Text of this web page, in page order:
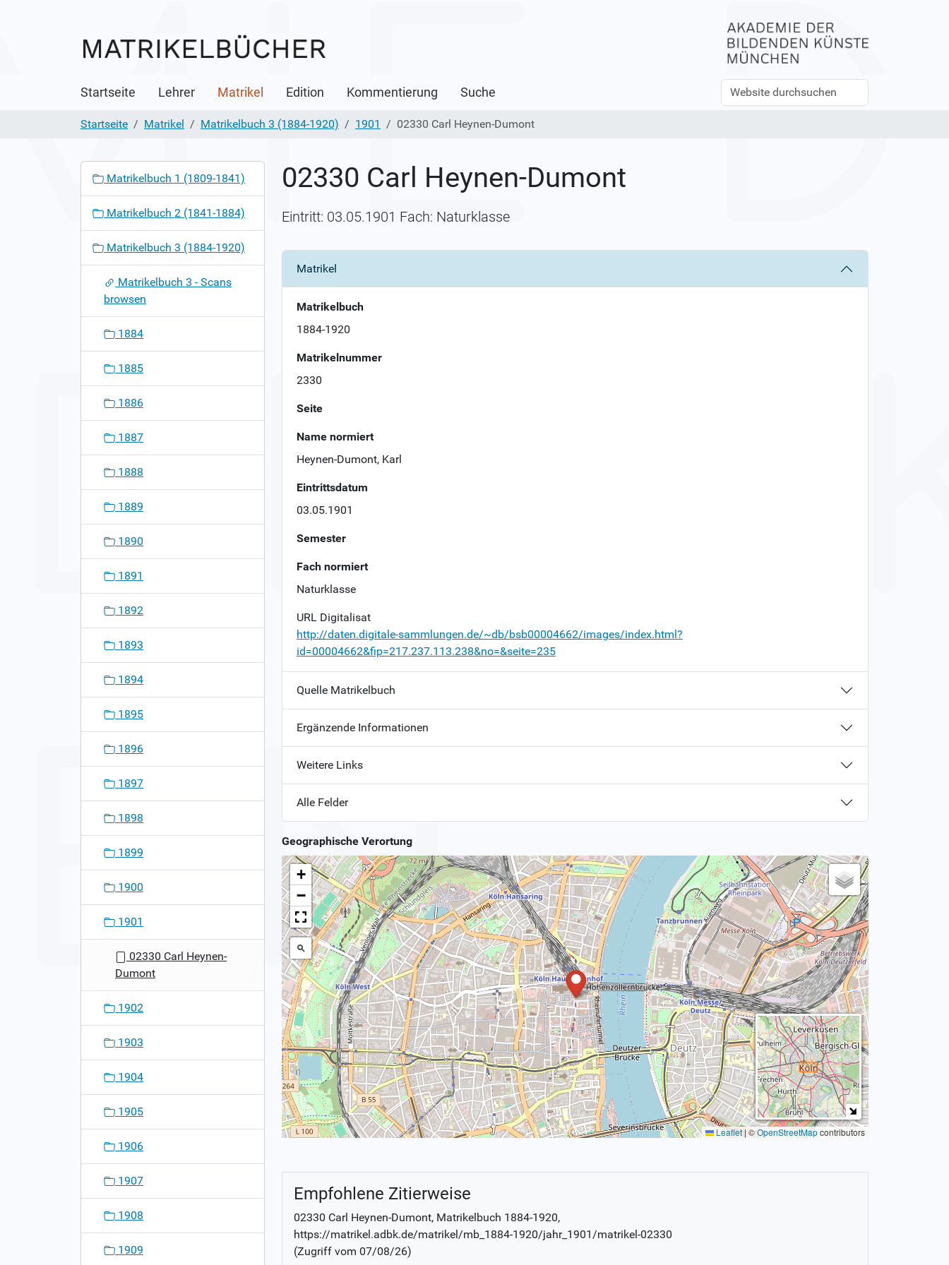
Startseite Lehrer Matrikel Edition Kommentierung Suche
Website
durchsuchen
Erweiterte
Suche…
Startseite
Matrikel Matrikelbuch 3 (1884-1920) 1901 02330 Carl Heynen-Dumont
02330 Carl Heynen-Dumont
Eintritt: 03.05.1901 Fach: Naturklasse
Matrikel
Matrikelbuch
1884-1920
Matrikelnummer
2330
Seite
Name normiert
Heynen-Dumont, Karl
Eintrittsdatum
03.05.1901
Semester
Fach normiert
Naturklasse
URL Digitalisat
http://daten.digitale-sammlungen.de/~db/bsb00004662/images/index.html?
id=00004662&fip=217.237.113.238&no=&seite=235
Quelle Matrikelbuch
Ergänzende Informationen
Weitere Links
Alle Felder
Geographische Verortung
+
−
Leaflet|©OpenStreetMapcontributors
Empfohlene Zitierweise
02330 Carl Heynen-Dumont, Matrikelbuch 1884-1920,
https://matrikel.adbk.de/matrikel/mb_1884-1920/jahr_1901/matrikel-02330
(Zugriff vom 07/08/26)
n
Matrikelbuch 1 (1809-1841)
Matrikelbuch 2 (1841-1884)
Matrikelbuch 3 (1884-1920)
Matrikelbuch 3 - Scans
browsen
1884
1885
1886
1887
1888
1889
1890
1891
1892
1893
1894
1895
1896
1897
1898
1899
1900
1901
02330 Carl Heynen-
Dumont
1902
1903
1904
1905
1906
1907
1908
1909